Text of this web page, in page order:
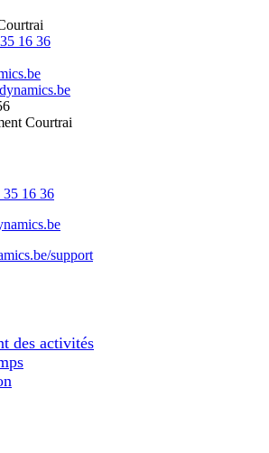
16 36
Courtrai
16 36
support
des activités